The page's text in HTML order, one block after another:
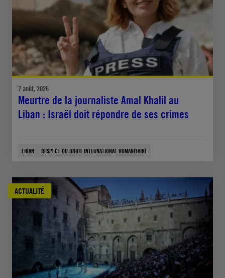
7 août, 2026
Meurtre de la journaliste Amal Khalil au
Liban : Israël doit répondre de ses crimes
LIBAN RESPECT DU DROIT INTERNATIONAL HUMANITAIRE
ACTUALITÉ